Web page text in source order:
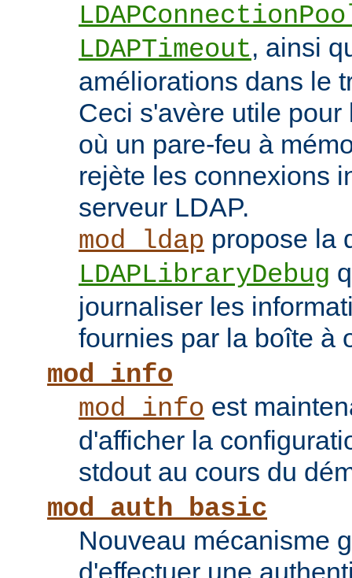
LDAPTimeout, ainsi
améliorations dans le
Ceci s'avère utile
où un pare-feu à
rejète les connexions
serveur LDAP.
mod_ldap propose la
LDAPLibraryDebug
journaliser les
fournies par la boîte à
mod_info
mod_info est
d'afficher la
stdout au cours du
mod_auth_basic
Nouveau mécanisme